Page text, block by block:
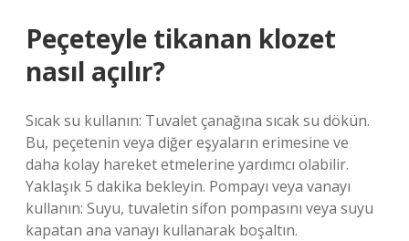
Peçeteyle tikanan klozet
nasıl açılır?
Sıcak su kullanın: Tuvalet çanağına sıcak su dökün.
Bu, peçetenin veya diğer eşyaların erimesine ve
daha kolay hareket etmelerine yardımcı olabilir.
Yaklaşık 5 dakika bekleyin. Pompayı veya vanayı
kullanın: Suyu, tuvaletin sifon pompasını veya suyu
kapatan ana vanayı kullanarak boşaltın.